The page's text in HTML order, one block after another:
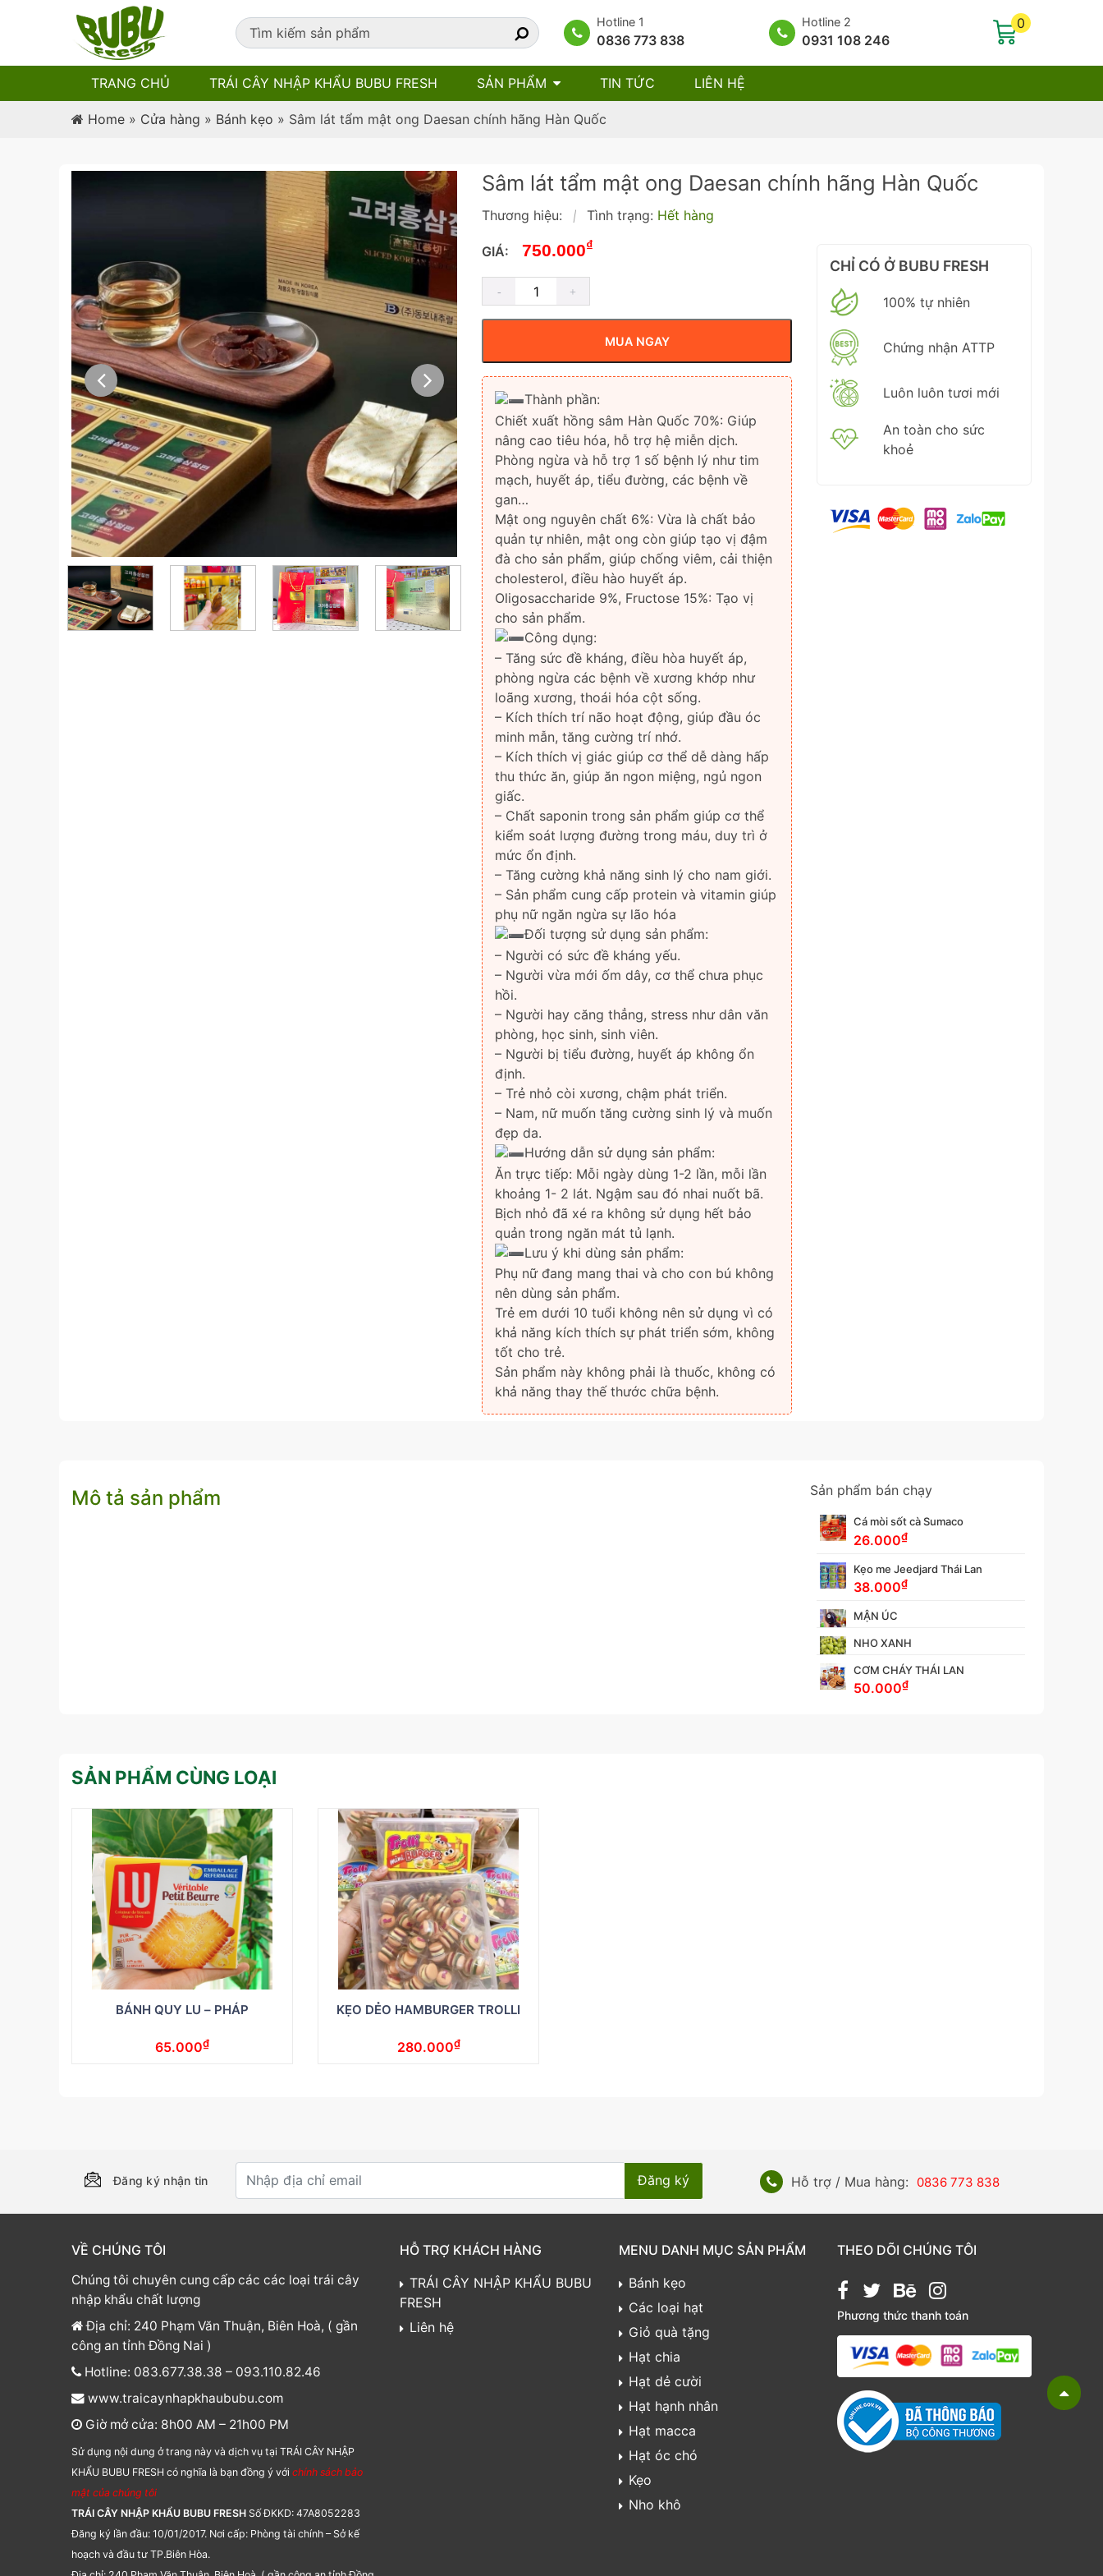
Hotline 1
0836 773 838
Hotline 2
0931 108 246
0
TRANG CHỦ TRÁI CÂY NHẬP KHẨU BUBU FRESH SẢN PHẨM TIN TỨC LIÊN HỆ
Home » Cửa hàng » Bánh kẹo » Sâm lát tẩm mật ong Daesan chính hãng Hàn Quốc
Sâm lát tẩm mật ong Daesan chính hãng Hàn Quốc
Thương hiệu: | Tình trạng: Hết hàng
GIÁ: 750.000₫
MUA NGAY
Thành phần:
Chiết xuất hồng sâm Hàn Quốc 70%: Giúp
nâng cao tiêu hóa, hỗ trợ hệ miễn dịch.
Phòng ngừa và hỗ trợ 1 số bệnh lý như tim
mạch, huyết áp, tiểu đường, các bệnh về
gan…
Mật ong nguyên chất 6%: Vừa là chất bảo
quản tự nhiên, mật ong còn giúp tạo vị đậm
đà cho sản phẩm, giúp chống viêm, cải thiện
cholesterol, điều hào huyết áp.
Oligosaccharide 9%, Fructose 15%: Tạo vị
cho sản phẩm.
Công dụng:
– Tăng sức đề kháng, điều hòa huyết áp,
phòng ngừa các bệnh về xương khớp như
loãng xương, thoái hóa cột sống.
– Kích thích trí não hoạt động, giúp đầu óc
minh mẫn, tăng cường trí nhớ.
– Kích thích vị giác giúp cơ thể dễ dàng hấp
thu thức ăn, giúp ăn ngon miệng, ngủ ngon
giấc.
– Chất saponin trong sản phẩm giúp cơ thể
kiểm soát lượng đường trong máu, duy trì ở
mức ổn định.
– Tăng cường khả năng sinh lý cho nam giới.
– Sản phẩm cung cấp protein và vitamin giúp
phụ nữ ngăn ngừa sự lão hóa
Đối tượng sử dụng sản phẩm:
– Người có sức đề kháng yếu.
– Người vừa mới ốm dây, cơ thể chưa phục
hồi.
– Người hay căng thẳng, stress như dân văn
phòng, học sinh, sinh viên.
– Người bị tiểu đường, huyết áp không ổn
định.
– Trẻ nhỏ còi xương, chậm phát triển.
– Nam, nữ muốn tăng cường sinh lý và muốn
đẹp da.
Hướng dẫn sử dụng sản phẩm:
Ăn trực tiếp: Mỗi ngày dùng 1-2 lần, mỗi lần
khoảng 1- 2 lát. Ngậm sau đó nhai nuốt bã.
Bịch nhỏ đã xé ra không sử dụng hết bảo
quản trong ngăn mát tủ lạnh.
Lưu ý khi dùng sản phẩm:
Phụ nữ đang mang thai và cho con bú không
nên dùng sản phẩm.
Trẻ em dưới 10 tuổi không nên sử dụng vì có
khả năng kích thích sự phát triển sớm, không
tốt cho trẻ.
Sản phẩm này không phải là thuốc, không có
khả năng thay thế thước chữa bệnh.
CHỈ CÓ Ở BUBU FRESH
100% tự nhiên
Chứng nhận ATTP
Luôn luôn tươi mới
An toàn cho sức
khoẻ
Mô tả sản phẩm Sản phẩm bán chạy
Cá mòi sốt cà Sumaco
26.000₫
Kẹo me Jeedjard Thái Lan
38.000₫
MẬN ÚC
NHO XANH
CƠM CHÁY THÁI LAN
50.000₫
SẢN PHẨM CÙNG LOẠI
BÁNH QUY LU – PHÁP
65.000₫
KẸO DẺO HAMBURGER TROLLI
280.000₫
Đăng ký nhận tin Hỗ trợ / Mua hàng: 0836 773 838
VỀ CHÚNG TÔI
Chúng tôi chuyên cung cấp các các loại trái cây
nhập khẩu chất lượng
Địa chỉ: 240 Phạm Văn Thuận, Biên Hoà, ( gần
công an tỉnh Đồng Nai )
Hotline: 083.677.38.38 – 093.110.82.46
www.traicaynhapkhaububu.com
Giờ mở cửa: 8h00 AM – 21h00 PM
Sử dụng nội dung ở trang này và dịch vụ tại TRÁI CÂY NHẬP
KHẨU BUBU FRESH có nghĩa là bạn đồng ý với chính sách bảo
mật của chúng tôi
TRÁI CÂY NHẬP KHẨU BUBU FRESH Số ĐKKD: 47A8052283
Đăng ký lần đầu: 10/01/2017. Nơi cấp: Phòng tài chính – Sở kế
hoạch và đầu tư TP.Biên Hòa.
HỖ TRỢ KHÁCH HÀNG
TRÁI CÂY NHẬP KHẨU BUBU
FRESH
Liên hệ
MENU DANH MỤC SẢN PHẨM
Bánh kẹo
Các loại hạt
Giỏ quà tặng
Hạt chia
Hạt dẻ cười
Hạt hạnh nhân
Hạt macca
Hạt óc chó
Kẹo
Nho khô
THEO DÕI CHÚNG TÔI
Phương thức thanh toán